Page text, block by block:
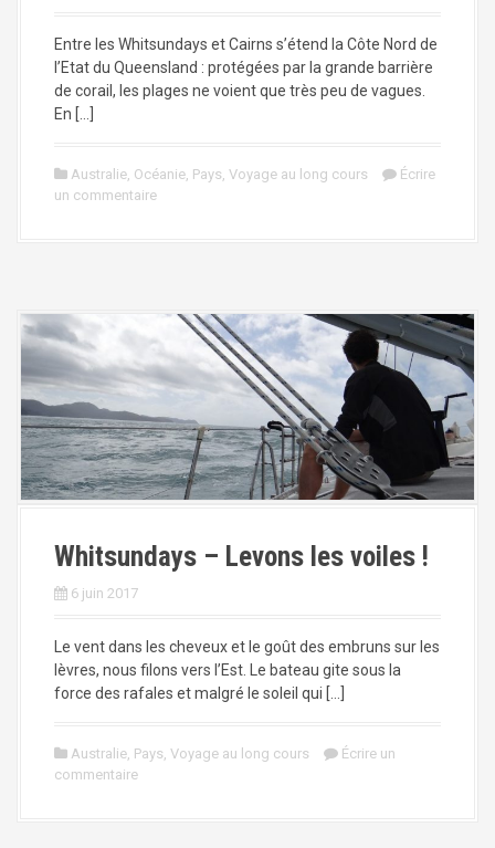
Entre les Whitsundays et Cairns s’étend la Côte Nord de
l’Etat du Queensland : protégées par la grande barrière
de corail, les plages ne voient que très peu de vagues.
En […]
Australie Océanie Pays Voyage au long cours
Écrire
un commentaire
Whitsundays – Levons les voiles !
6 juin 2017
Le vent dans les cheveux et le goût des embruns sur les
lèvres, nous filons vers l’Est. Le bateau gite sous la
force des rafales et malgré le soleil qui […]
Australie, Pays, Voyage au long cours
Écrire un
commentaire